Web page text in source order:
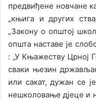
предвиђене новчане
„књига и других
„Закону о општој
општа наставе је
: „У Књажеству Црној
сваки њезин
или сакат, дужан се
нешколовање дјеце и